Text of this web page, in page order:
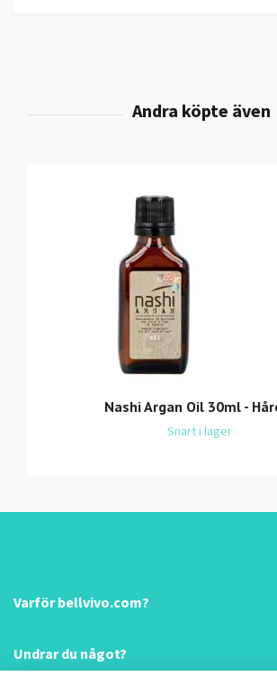
Nashi Argan Oil 30ml -
Snart i lager
Varför bellvivo.com?
Undrar du något?